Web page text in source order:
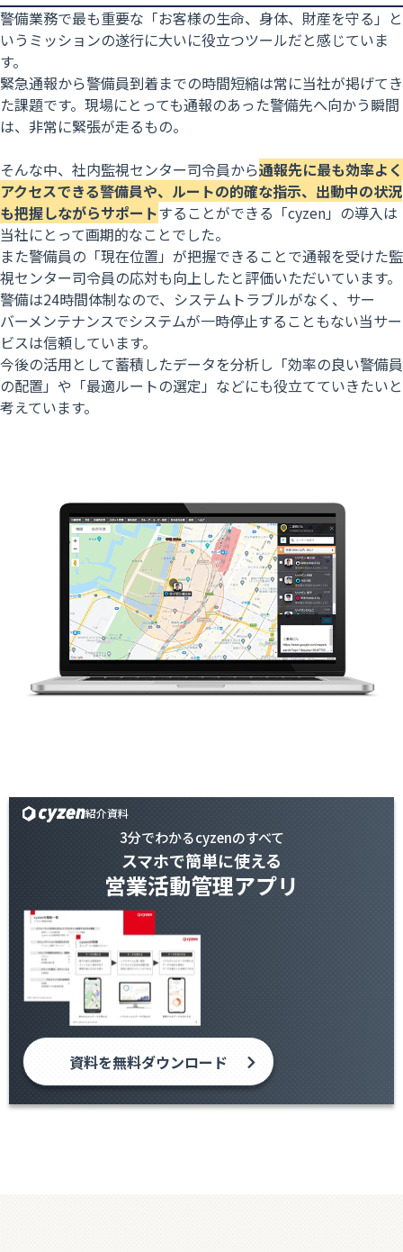
警備業務で最も重要な「お客様の生命、身体、財産を守る」と
いうミッションの遂行に大いに役立つツールだと感じていま
す。
緊急通報から警備員到着までの時間短縮は常に当社が掲げてき
た課題です。現場にとっても通報のあった警備先へ向かう瞬間
は、非常に緊張が走るもの。
そんな中、社内監視センター司令員から通報先に最も効率よく
アクセスできる警備員や、ルートの的確な指示、出動中の状況
も把握しながらサポートすることができる「cyzen」の導入は
当社にとって画期的なことでした。
また警備員の「現在位置」が把握できることで通報を受けた監
視センター司令員の応対も向上したと評価いただいています。
警備は24時間体制なので、システムトラブルがなく、サー
バーメンテナンスでシステムが一時停止することもない当サー
ビスは信頼しています。
今後の活用として蓄積したデータを分析し「効率の良い警備員
の配置」や「最適ルートの選定」などにも役立てていきたいと
考えています。
紹介資料
3分でわかるcyzenのすべて
スマホで簡単に使える
営業活動管理アプリ
資料を無料ダウンロード